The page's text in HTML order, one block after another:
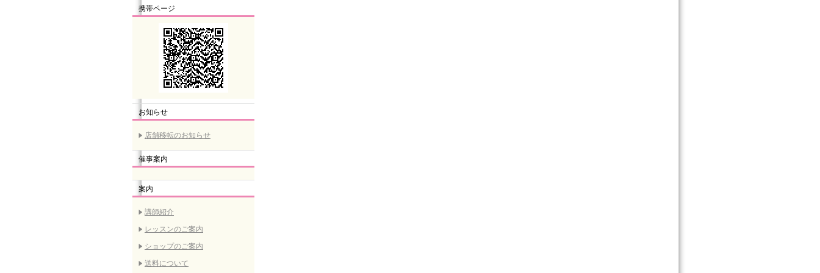
携帯ページ
お知らせ
店舗移転のお知らせ
催事案内
案内
講師紹介
レッスンのご案内
ショップのご案内
送料について